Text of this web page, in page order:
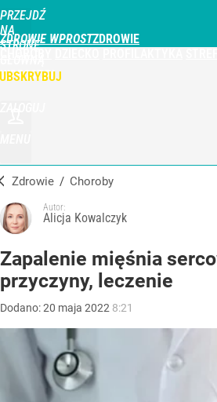
PRZEJDŹ
NA
STRONĘ
WPROST.PL
ZDROWIE WPROST
Zdrowie / Choroby
Autor:
Alicja Kowalczyk
Zapalenie mięśnia
przyczyny, leczenie
Dodano:20 maja 2022 8:21